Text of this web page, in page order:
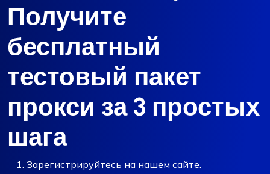
Получите
бесплатный
тестовый пакет
прокси за 3 простых
шага
Зарегистрируйтесь на нашем сайте.